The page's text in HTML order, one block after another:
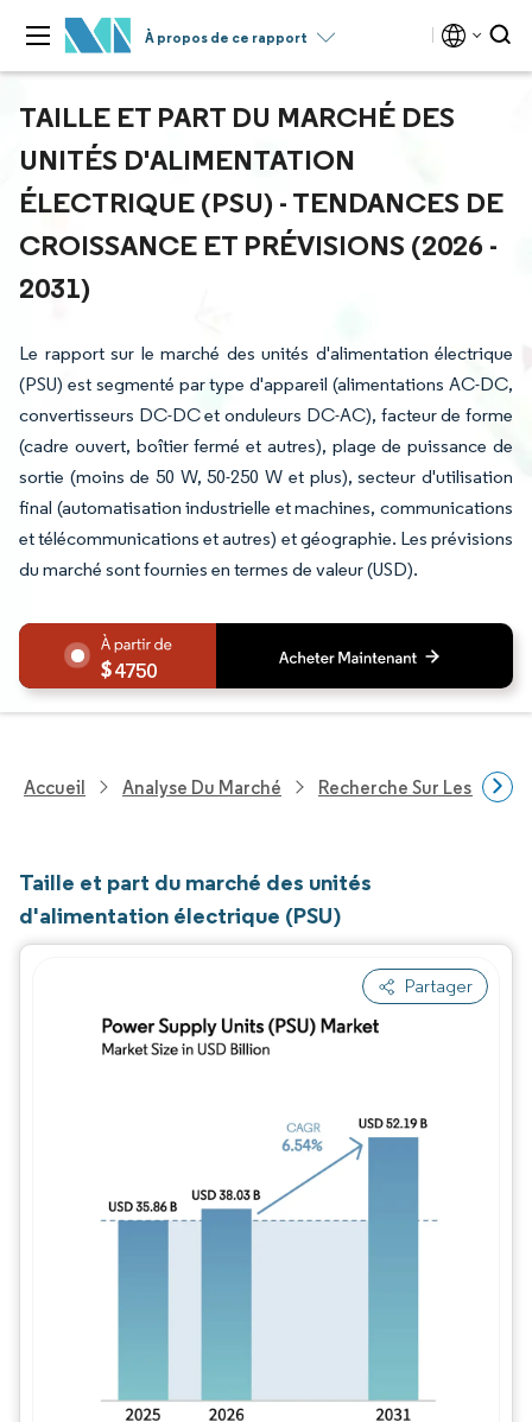
À propos de ce rapport
TAILLE ET PART DU MARCHÉ DES
UNITÉS D'ALIMENTATION
ÉLECTRIQUE (PSU) - TENDANCES DE
CROISSANCE ET PRÉVISIONS (2026 -
2031)
Le rapport sur le marché des unités d'alimentation électrique
(PSU) est segmenté par type d'appareil (alimentations AC-DC,
convertisseurs DC-DC et onduleurs DC-AC), facteur de forme
(cadre ouvert, boîtier fermé et autres), plage de puissance de
sortie (moins de 50 W, 50-250 W et plus), secteur d'utilisation
final (automatisation industrielle et machines, communications
et télécommunications et autres) et géographie. Les prévisions
du marché sont fournies en termes de valeur (USD).
4750
Accueil Analyse Du Marché Recherche Sur Les
Taille et part du marché des unités
d'alimentation électrique (PSU)
Partager